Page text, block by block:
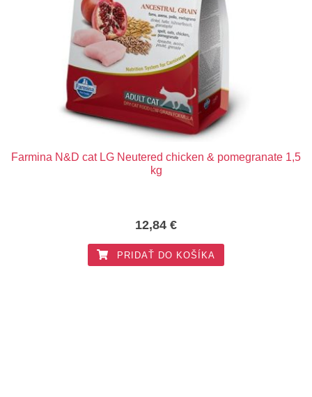
Farmina N&D cat LG Neutered chicken & pomegranate 1,5
kg
12,84 €
PRIDAŤ DO KOŠÍKA